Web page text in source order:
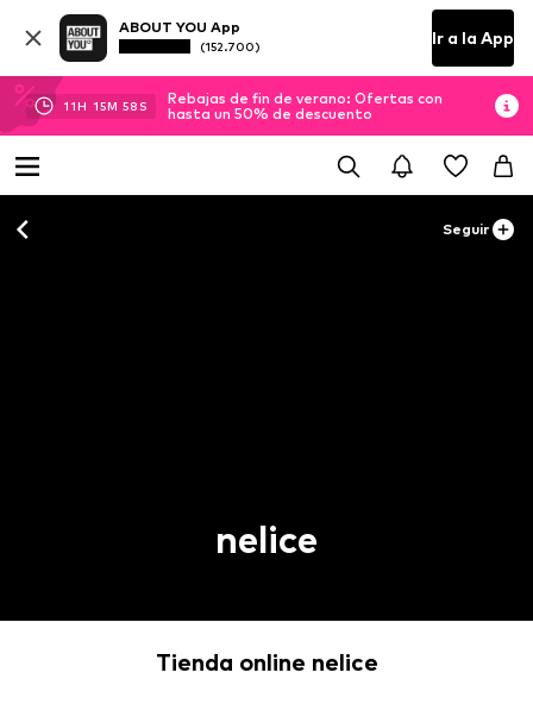
ABOUT YOU App
(152.700) Ir a la App
11H 15M 56 S
Rebajas de fin de verano: Ofertas con
hasta un 50% de descuento
Seguir
nelice
Tienda online nelice